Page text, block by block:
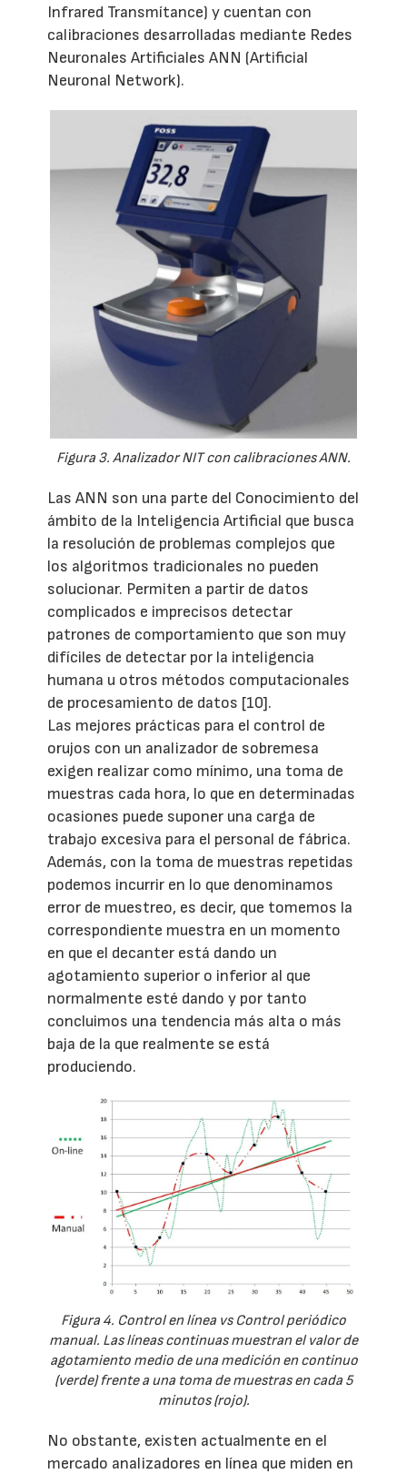
Infrared Transmítance) y cuentan con
calibraciones desarrolladas mediante Redes
Neuronales Artificiales ANN (Artificial
Neuronal Network).
Figura 3. Analizador NIT con calibraciones ANN.
Las ANN son una parte del Conocimiento del
ámbito de la Inteligencia Artificial que busca
la resolución de problemas complejos que
los algoritmos tradicionales no pueden
solucionar. Permiten a partir de datos
complicados e imprecisos detectar
patrones de comportamiento que son muy
difíciles de detectar por la inteligencia
humana u otros métodos computacionales
de procesamiento de datos [10].
Las mejores prácticas para el control de
orujos con un analizador de sobremesa
exigen realizar como mínimo, una toma de
muestras cada hora, lo que en determinadas
ocasiones puede suponer una carga de
trabajo excesiva para el personal de fábrica.
Además, con la toma de muestras repetidas
podemos incurrir en lo que denominamos
error de muestreo, es decir, que tomemos la
correspondiente muestra en un momento
en que el decanter está dando un
agotamiento superior o inferior al que
normalmente esté dando y por tanto
concluimos una tendencia más alta o más
baja de la que realmente se está
produciendo.
Figura 4. Control en línea vs Control periódico
manual. Las líneas continuas muestran el valor de
agotamiento medio de una medición en continuo
(verde) frente a una toma de muestras en cada 5
minutos (rojo).
No obstante, existen actualmente en el
mercado analizadores en línea que miden en